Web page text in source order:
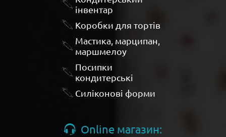
інвентар
Коробки для тортів
Мастика, марципан,
маршмелоу
Посипки
кондитерські
Силіконові форми
Online магазин: